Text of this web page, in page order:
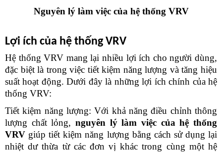
Nguyên lý làm việc của hệ thống VRV
Lợi ích của hệ thống VRV
Hệ thống VRV mang lại nhiều lợi ích cho người dùng,
đặc biệt là trong việc tiết kiệm năng lượng và tăng hiệu
suất hoạt động. Dưới đây là những lợi ích chính của hệ
thống VRV:
Tiết kiệm năng lượng: Với khả năng điều chỉnh thông
lượng chất lỏng, nguyên lý làm việc của hệ thống
VRV giúp tiết kiệm năng lượng bằng cách sử dụng lại
nhiệt dư thừa từ các đơn vị khác trong cùng một hệ